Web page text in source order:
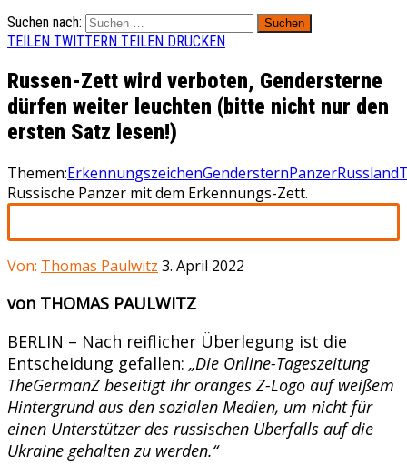
Suchen nach:
TEILEN TWITTERN TEILEN DRUCKEN
Russen-Zett wird verboten, Gendersterne
dürfen weiter leuchten (bitte nicht nur den
ersten Satz lesen!)
Themen:ErkennungszeichenGendersternPanzerRussland
Russische Panzer mit dem Erkennungs-Zett.
Von: Thomas Paulwitz 3. April 2022
von THOMAS PAULWITZ
BERLIN – Nach reiflicher Überlegung ist die
Entscheidung gefallen: „Die Online-Tageszeitung
TheGermanZbeseitigt ihr oranges Z-Logo auf weißem
Hintergrund aus den sozialen Medien, um nicht für
einen Unterstützer des russischen Überfalls auf die
Ukraine gehalten zu werden.“